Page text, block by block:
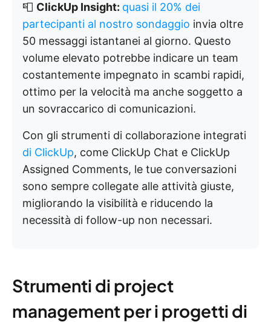
📮 ClickUp Insight: quasi il 20% dei
partecipanti al nostro sondaggio invia oltre
50 messaggi istantanei al giorno. Questo
volume elevato potrebbe indicare un team
costantemente impegnato in scambi rapidi,
ottimo per la velocità ma anche soggetto a
un sovraccarico di comunicazioni.
Con gli strumenti di collaborazione integrati
di ClickUp, come ClickUp Chat e ClickUp
Assigned Comments, le tue conversazioni
sono sempre collegate alle attività giuste,
migliorando la visibilità e riducendo la
necessità di follow-up non necessari.
Strumenti di project
management per i progetti di